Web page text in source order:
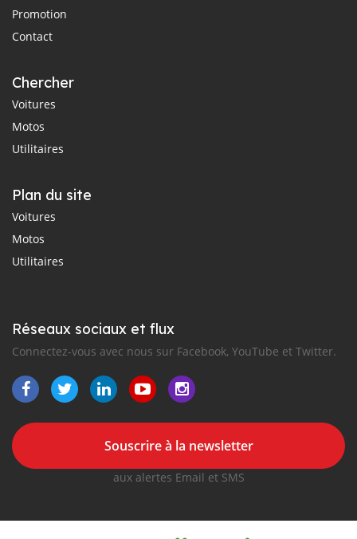
Promotion
Contact
Chercher
Voitures
Motos
Utilitaires
Plan du site
Voitures
Motos
Utilitaires
Réseaux sociaux et flux
Connectez-vous avec nous sur Facebook, YouTube et Twitter.
Souscrire à la newsletter
aux alertes Email et SMS